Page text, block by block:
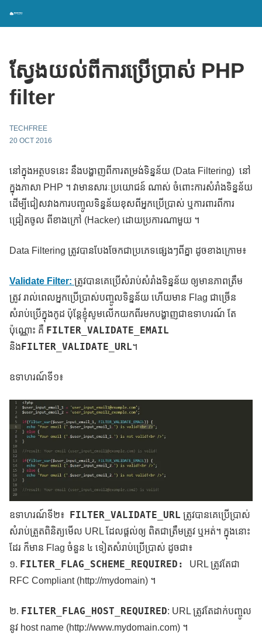
ស្វែងយល់ពីការប្រើប្រាស់ PHP
filter
TECHFREE
20 OCT 2016
នៅក្នុងអត្ថបទនេះ នឹងបង្ហាញពីការតម្រង់ទិន្នន័យ (Data Filtering) នៅ
ក្នុងភាសា PHP ។ វាមានសារៈប្រយោជន៍ ណាស់ ចំពោះការសំរាំងទិន្នន័យ
ដើម្បីជៀសវាងការបញ្ចូលទិន្នន័យខុសពីអ្នកប្រើប្រាស់ ឬការពារពីការ
ជ្រៀតចូល ពីខាងក្រៅ (Hacker) ដោយប្រការណាមួយ ។
Data Filtering ត្រូវបានបែងចែកជាប្រភេទផ្សេងៗពីគ្នា ដូចខាងក្រោម៖
Validate Filter: ត្រូវបានគេប្រើសំរាប់សំរាំងទិន្នន័យ ឲ្យមានភាពត្រឹម
ត្រូវ រាល់ពេលអ្នកប្រើប្រាស់បញ្ចូលទិន្នន័យ ហើយមាន Flag ជាច្រើន
សំរាប់ប្រើក្នុងកូដ ប៉ុន្តែខ្ញុំសូមលើកយកពីរមកបង្ហាញជាឧទាហរណ៍ តែ
ប៉ុណ្ណោះ គឺ FILTER_VALIDATE_EMAIL
និងFILTER_VALIDATE_URL។
ឧទាហរណ៍ទី១៖
ឧទាហរណ៍ទី២៖ FILTER_VALIDATE_URL ត្រូវបានគេប្រើប្រាស់
សំរាប់ត្រួតពិនិត្យមើល URL ដែលផ្តល់ឲ្យ ពិតជាត្រឹមត្រូវ ឬអត់។ ក្នុងនោះ
ដែរ ក៏មាន Flag ចំនួន ៤ ទៀតសំរាប់ប្រើប្រាស់ ដូចជា៖
១. FILTER_FLAG_SCHEME_REQUIRED:
URL ត្រូវតែជា
RFC Compliant (http://mydomain) ។
២. FILTER_FLAG_HOST_REQUIRED: URL ត្រូវតែដាក់បញ្ចូល
នូវ host name (http://www.mydomain.com) ។